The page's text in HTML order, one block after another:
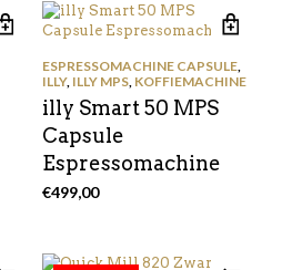
ESPRESSOMACHINE CAPSULE,
ILLY, ILLY MPS, KOFFIEMACHINE
illy Smart 50 MPS
Capsule
Espressomachine
€499,00